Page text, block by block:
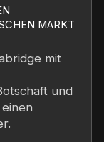
MARKT
mit
und